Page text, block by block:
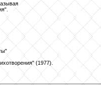
(1977).